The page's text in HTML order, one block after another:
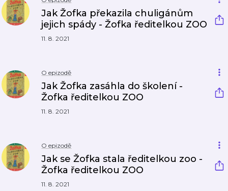
Jak Žofka překazila chuligánům
jejich spády - Žofka ředitelkou ZOO
11. 8. 2021
O epizodě
Jak Žofka zasáhla do školení -
Žofka ředitelkou ZOO
11. 8. 2021
O epizodě
Jak se Žofka stala ředitelkou zoo -
Žofka ředitelkou ZOO
11. 8. 2021